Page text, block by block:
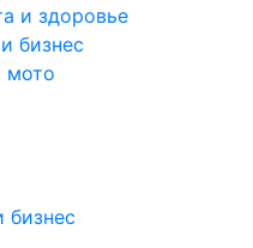
и здоровье
бизнес
мото
бизнес